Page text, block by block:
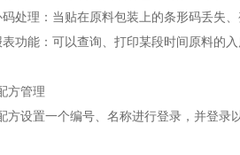
理：当贴在原料包装上的条形码丢失、
能：可以查询、打印某段时间原料的入
管理
设置一个编号、名称进行登录，并登录以